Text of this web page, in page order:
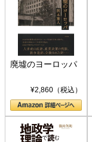
廃墟のヨーロッパ
¥2,860（税込）